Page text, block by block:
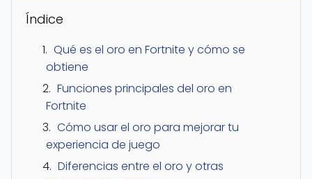
Índice
Qué es el oro en Fortnite y cómo se
obtiene
Funciones principales del oro en
Fortnite
Cómo usar el oro para mejorar tu
experiencia de juego
Diferencias entre el oro y otras